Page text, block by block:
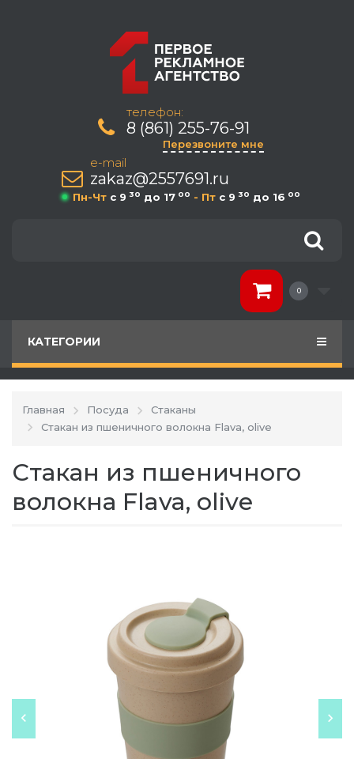
телефон:
8 (861) 255-76-91
Перезвоните мне
e-mail
zakaz@2557691.ru
Пн-Чт c 9 30 до 17 00 - Пт c 9 30 до 16 00
0
КАТЕГОРИИ
Главная Посуда
Стаканы
Стакан из пшеничного волокна Flava, olive
Стакан из пшеничного
волокна Flava, olive